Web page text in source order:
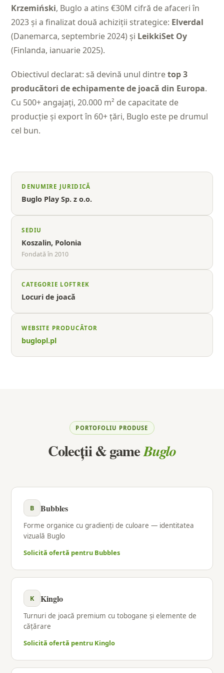
Krzemiński, Buglo a atins €30M cifră de afaceri în
2023 și a finalizat două achiziții strategice: Elverdal
(Danemarca, septembrie 2024) și LeikkiSet Oy
(Finlanda, ianuarie 2025).
Obiectivul declarat: să devină unul dintretop 3
producători de echipamente de joacă din Europa.
Cu 500+ angajați, 20.000 m² de capacitate de
producție și export în 60+ țări, Buglo este pe drumul
cel bun.
DENUMIRE JURIDICĂ
Buglo Play Sp. z o.o.
SEDIU
Koszalin, Polonia
Fondată în 2010
CATEGORIE LOFTREK
Locuri de joacă
WEBSITE PRODUCĂTOR
buglopl.pl
PORTOFOLIU PRODUSE
Colecții & gameBuglo
B Bubbles
Forme organice cu gradienți de culoare — identitatea
vizuală Buglo
Solicită ofertă pentru Bubbles
K Kinglo
Turnuri de joacă premium cu tobogane și elemente de
cățărare
Solicită ofertă pentru Kinglo